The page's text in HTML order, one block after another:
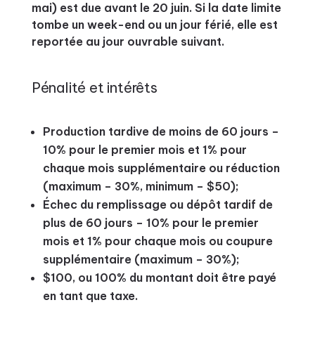
mai) est due avant le 20 juin. Si la date limite
tombe un week-end ou un jour férié, elle est
reportée au jour ouvrable suivant.
Pénalité et intérêts
Production tardive de moins de 60 jours –
10% pour le premier mois et 1% pour
chaque mois supplémentaire ou réduction
(maximum – 30%, minimum – $50);
Échec du remplissage ou dépôt tardif de
plus de 60 jours – 10% pour le premier
mois et 1% pour chaque mois ou coupure
supplémentaire (maximum – 30%);
$100, ou 100% du montant doit être payé
en tant que taxe.